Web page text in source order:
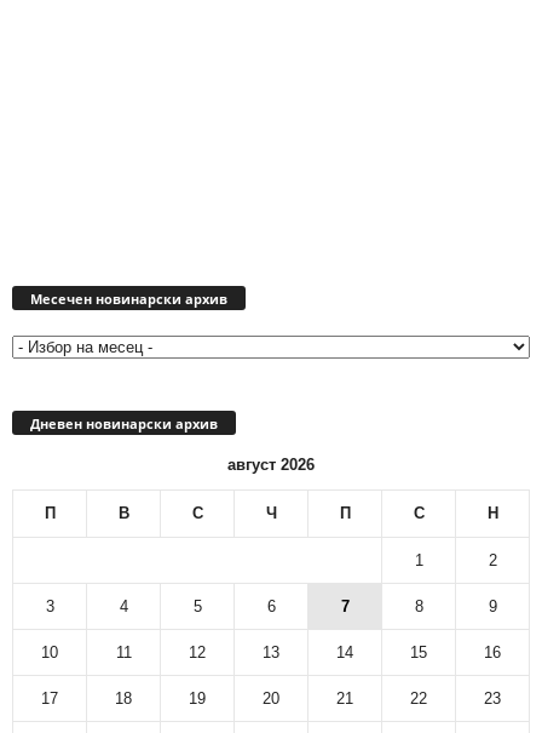
Месечен новинарски архив
Дневен новинарски архив
август 2026
П В С Ч П С Н
1 2
3 4 5 6 7 8 9
10 11 12 13 14 15 16
17 18 19 20 21 22 23